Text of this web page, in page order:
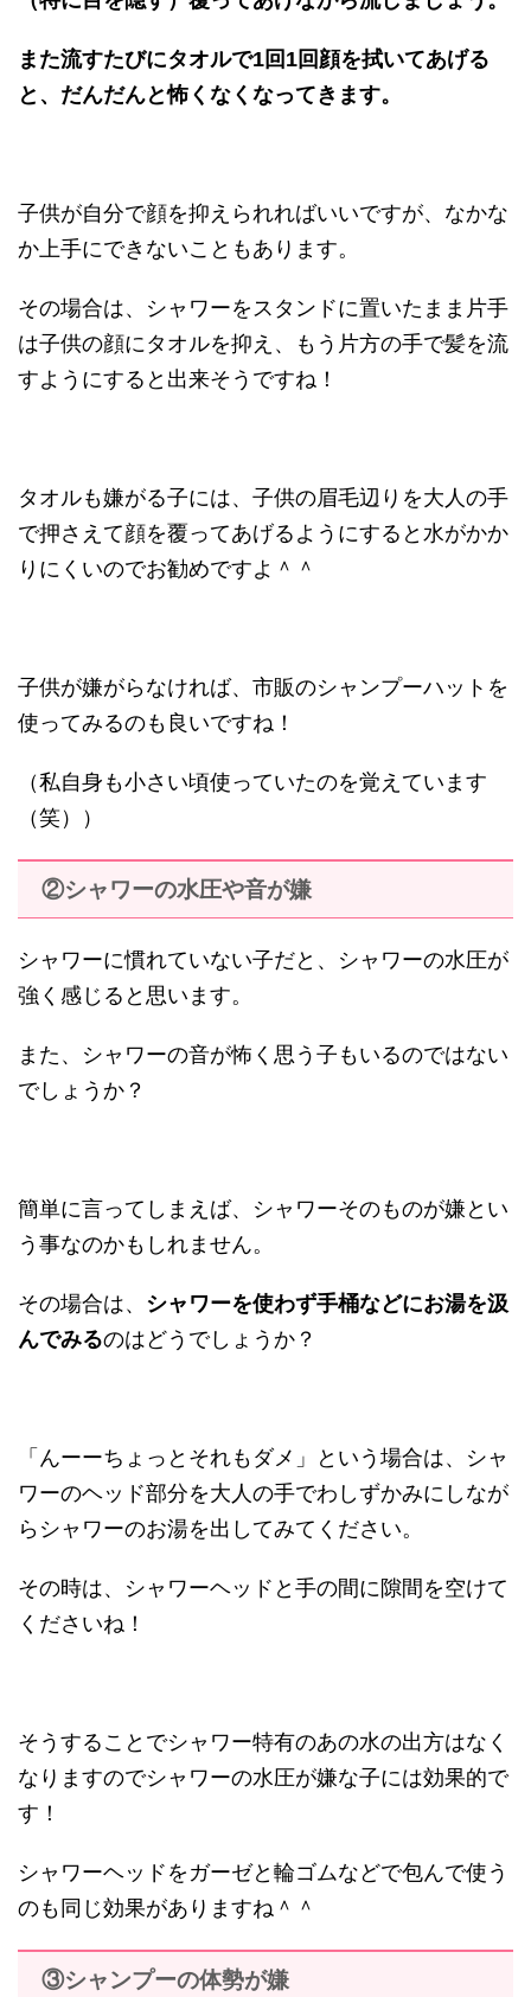
また流すたびにタオルで1回1回顔を拭いてあげる
と、だんだんと怖くなくなってきます。
子供が自分で顔を抑えられればいいですが、なかな
か上手にできないこともあります。
その場合は、シャワーをスタンドに置いたまま片手
は子供の顔にタオルを抑え、もう片方の手で髪を流
すようにすると出来そうですね！
タオルも嫌がる子には、子供の眉毛辺りを大人の手
で押さえて顔を覆ってあげるようにすると水がかか
りにくいのでお勧めですよ＾＾
子供が嫌がらなければ、市販のシャンプーハットを
使ってみるのも良いですね！
（私自身も小さい頃使っていたのを覚えています
（笑））
②シャワーの水圧や音が嫌
シャワーに慣れていない子だと、シャワーの水圧が
強く感じると思います。
また、シャワーの音が怖く思う子もいるのではない
でしょうか？
簡単に言ってしまえば、シャワーそのものが嫌とい
う事なのかもしれません。
その場合は、 シャワーを使わず手桶などにお湯を汲
んでみるのはどうでしょうか？
「んーーちょっとそれもダメ」という場合は、シャ
ワーのヘッド部分を大人の手でわしずかみにしなが
らシャワーのお湯を出してみてください。
その時は、シャワーヘッドと手の間に隙間を空けて
くださいね！
そうすることでシャワー特有のあの水の出方はなく
なりますのでシャワーの水圧が嫌な子には効果的で
す！
シャワーヘッドをガーゼと輪ゴムなどで包んで使う
のも同じ効果がありますね＾＾
③シャンプーの体勢が嫌